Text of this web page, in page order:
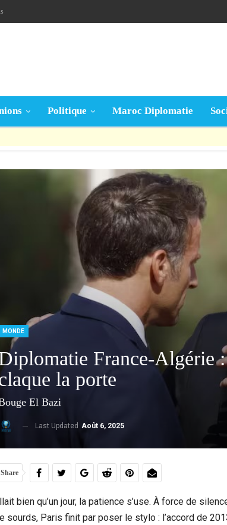
Politique Maroc Diplomatie
MONDE
France-Algérie
la porte
El Bazi
Last Updated Août 6, 2025
Share
bien qu’un jour, la patience s’use. À force de
sourds, Paris finit par poser le stylo : l’accord de
Urbaine À Bruxelles : Quand Un Geste
Anodin Révèle Les Fractures…